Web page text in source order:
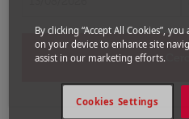
By clicking “Accept All Cookies”,
on your device to enhance site
assist in our marketing efforts.
Cookies Settings